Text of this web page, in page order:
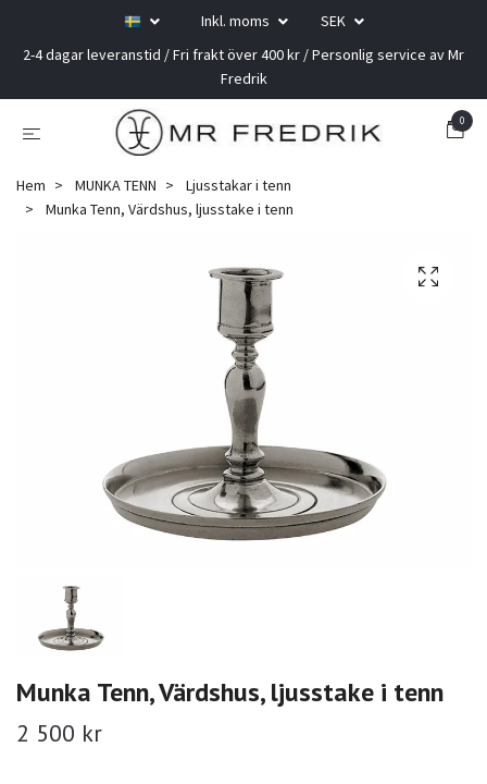
Inkl. moms
SEK
2-4 dagar leveranstid / Fri frakt över 400 kr / Personlig service av Mr
Fredrik
0
Hem MUNKA TENN
Ljusstakar i tenn
Munka Tenn, Värdshus, ljusstake i tenn
Munka Tenn, Värdshus, ljusstake i tenn
2 500 kr